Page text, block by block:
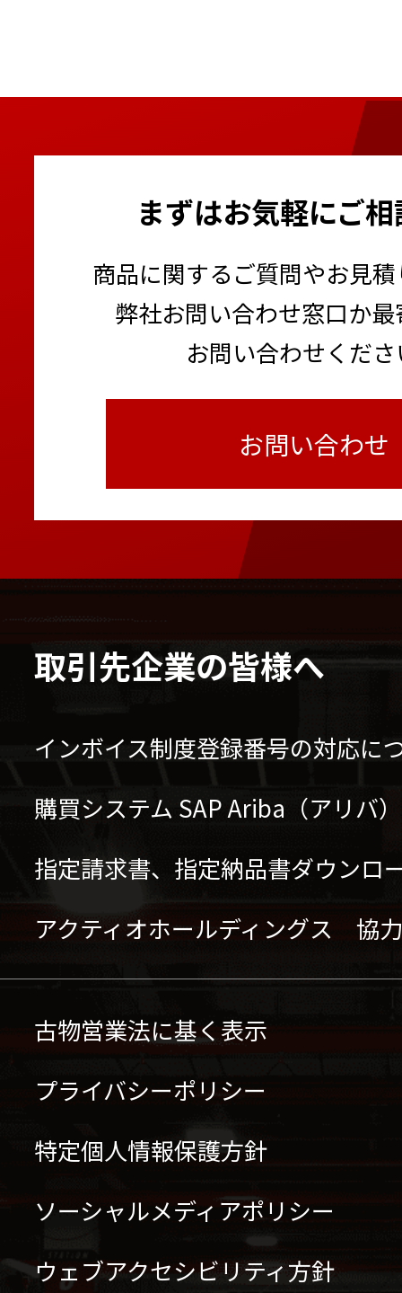
まずはお気軽にご
商品に関するご質問やお見
弊社お問い合わせ窓口か
お問い合わせくだ
お問い合わせ
取引先企業の皆様へ
インボイス制度登録番号の対応に
購買システム SAP Ariba（アリバ
指定請求書、指定納品書ダウンロ
アクティオホールディングス 協
古物営業法に基く表示
プライバシーポリシー
特定個人情報保護方針
ソーシャルメディアポリシー
ウェブアクセシビリティ方針